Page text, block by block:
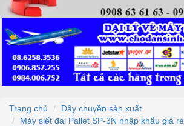
Trang chủ
Dây chuyền sản xuất
Máy siết đai Pallet SP-3N nhập khẩu giá